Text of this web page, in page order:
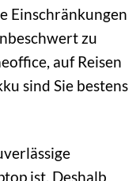
Einschränkungen
zu
auf Reisen
sind Sie bestens
ist. Deshalb